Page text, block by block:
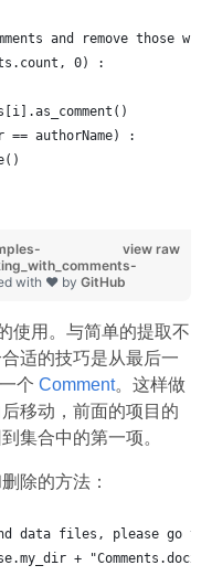
and remove those
0) :
== authorName) :
view raw
with ❤ by GitHub
使用。与简单的提取不
适的技巧是从最后一
个 Comment。这样做
移动，前面的项目的
集合中的第一项。
除的方法：
data files, please go
+